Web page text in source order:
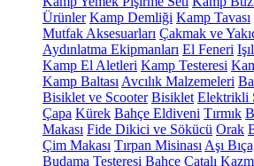
Ürünler Kamp Demliği Kamp Tavası
Mutfak Aksesuarları Çakmak ve
Aydınlatma Ekipmanları El Feneri
Kamp El Aletleri Kamp Testeresi
Kamp Baltası Avcılık Malzemeleri
Bisiklet ve Scooter Bisiklet Elektrikli
Çapa Kürek Bahçe Eldiveni Tırmık
Makası Fide Dikici ve Sökücü Orak
Çim Makası Tırpan Misinası Aşı
Budama Testeresi Bahçe Çatalı